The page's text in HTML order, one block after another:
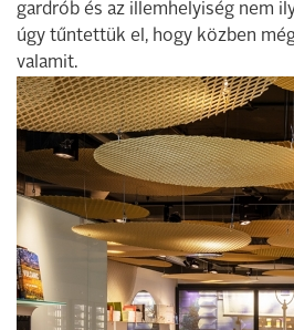
gardrób és az illemhelyiség nem
úgy tűntettük el, hogy közben
valamit.